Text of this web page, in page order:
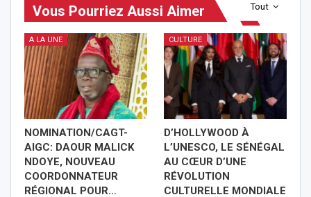
Tout
Vous Pourriez Aussi Aimer
A LA UNE
NOMINATION/CAGT-
AIGC: DAOUR MALICK
NDOYE, NOUVEAU
COORDONNATEUR
RÉGIONAL POUR…
CULTURE
D’HOLLYWOOD À
L’UNESCO, LE SÉNÉGAL
AU CŒUR D’UNE
RÉVOLUTION
CULTURELLE MONDIALE